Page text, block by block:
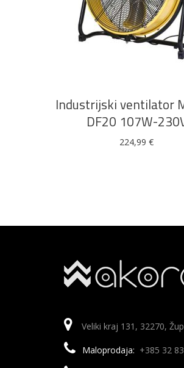
DODAJ U KOŠARICU
Industrijski ventilator
DF20 107W-
224,99 €
Veliki kraj 131, 32270,
Maloprodaja: +385 32